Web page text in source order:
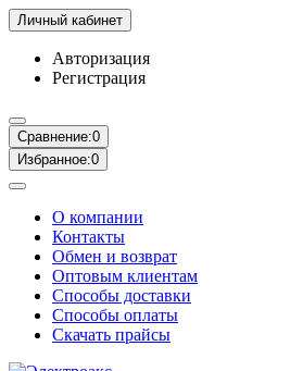
Личный кабинет
Авторизация
Регистрация
Сравнение:0
Избранное:0
О компании
Контакты
Обмен и возврат
Оптовым клиентам
Способы доставки
Способы оплаты
Скачать прайсы